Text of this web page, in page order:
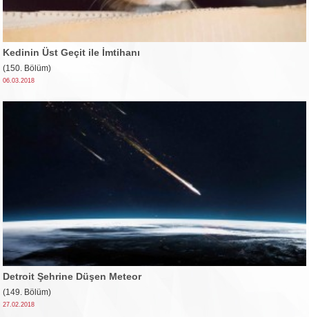
Kedinin Üst Geçit ile İmtihanı
(150. Bölüm)
06.03.2018
Detroit Şehrine Düşen Meteor
(149. Bölüm)
27.02.2018